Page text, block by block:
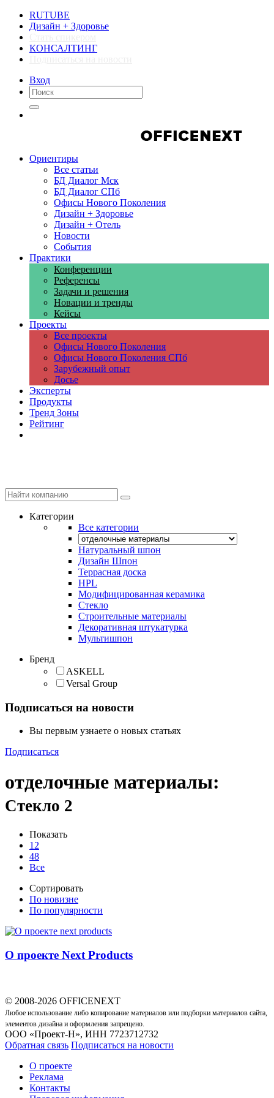
RUTUBE
Дизайн + Здоровье
КОНСАЛТИНГ
Вход
Ориентиры
Все статьи
БД Диалог Мск
БД Диалог СПб
Офисы Нового Поколения
Дизайн + Здоровье
Дизайн + Отель
Новости
События
Практики
Конференции
Референсы
Задачи и решения
Новации и тренды
Кейсы
Проекты
Все проекты
Офисы Нового Поколения
Офисы Нового Поколения СПб
Зарубежный опыт
Досье
Эксперты
Продукты
Тренд Зоны
Рейтинг
Категории
Все категории
Натуральный шпон
Дизайн Шпон
Террасная доска
HPL
Модифицированная керамика
Стекло
Строительные материалы
Декоративная штукатурка
Мультишпон
Бренд
ASKELL
Versal Group
Подписаться на новости
Вы первым узнаете о новых статьях
Подписаться
отделочные материалы:
Стекло 2
Показать
12
48
Все
Сортировать
По новизне
По популярности
О проекте Next Products
© 2008-2026 OFFICENEXT
Любое использование либо копирование материалов или подборки материалов сайта,
элементов дизайна и оформления запрещено.
ООО «Проект-Н», ИНН 7723712732
Обратная связь Подписаться на новости
О проекте
Реклама
Контакты